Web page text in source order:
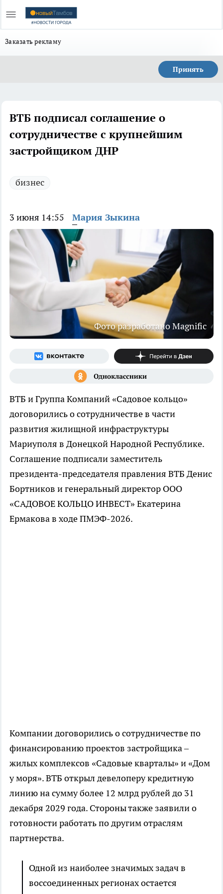
Заказать рекламу
Принять
ВТБ подписал соглашение о
сотрудничестве с крупнейшим
застройщиком ДНР
бизнес
3 июня 14:55 Мария Зыкина
Фото разработано Magnific
ВТБ и Группа Компаний «Садовое кольцо»
договорились о сотрудничестве в части
развития жилищной инфраструктуры
Мариуполя в Донецкой Народной Республике.
Соглашение подписали заместитель
президента-председателя правления ВТБ Денис
Бортников и генеральный директор ООО
«САДОВОЕ КОЛЬЦО ИНВЕСТ» Екатерина
Ермакова в ходе ПМЭФ-2026.
Компании договорились о сотрудничестве по
финансированию проектов застройщика –
жилых комплексов «Садовые кварталы» и «Дом
у моря». ВТБ открыл девелоперу кредитную
линию на сумму более 12 млрд рублей до 31
декабря 2029 года. Стороны также заявили о
готовности работать по другим отраслям
партнерства.
Одной из наиболее значимых задач в
воссоединенных регионах остается